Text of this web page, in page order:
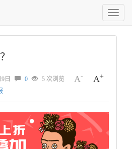
切
换
菜
A- A+
日 0
5 次浏览